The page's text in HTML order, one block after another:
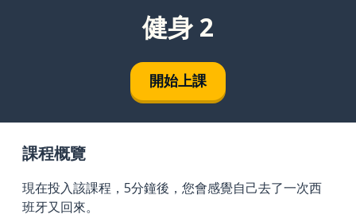
健身 2
開始上課
課程概覽
現在投入該課程，5分鐘後，您會感覺自己去了一次西
班牙又回來。